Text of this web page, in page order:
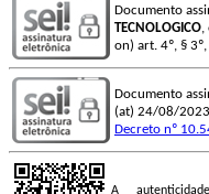
Documento
TECNOLOGICO,
on) art. 4º, §
Documento
(at) 24/08/
Decreto nº
A